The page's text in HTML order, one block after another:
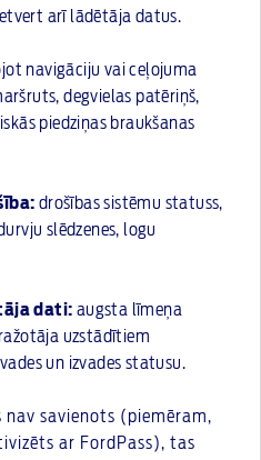
arī lādētāja datus.
navigāciju vai ceļojuma
degvielas patēriņš,
piedziņas braukšanas
drošības sistēmu statuss,
slēdzenes, logu
dati: augsta līmeņa
uzstādītiem
un izvades statusu.
savienots (piemēram,
ar FordPass), tas